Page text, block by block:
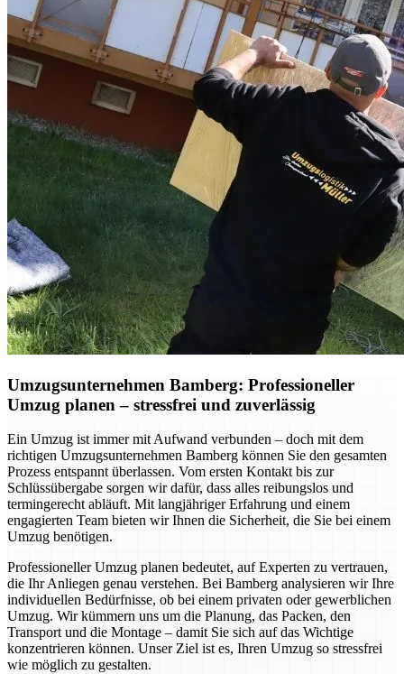
Umzugsunternehmen Bamberg: Professioneller
Umzug planen – stressfrei und zuverlässig
Ein Umzug ist immer mit Aufwand verbunden – doch mit dem
richtigen Umzugsunternehmen Bamberg können Sie den gesamten
Prozess entspannt überlassen. Vom ersten Kontakt bis zur
Schlüssübergabe sorgen wir dafür, dass alles reibungslos und
termingerecht abläuft. Mit langjähriger Erfahrung und einem
engagierten Team bieten wir Ihnen die Sicherheit, die Sie bei einem
Umzug benötigen.
Professioneller Umzug planen bedeutet, auf Experten zu vertrauen,
die Ihr Anliegen genau verstehen. Bei Bamberg analysieren wir Ihre
individuellen Bedürfnisse, ob bei einem privaten oder gewerblichen
Umzug. Wir kümmern uns um die Planung, das Packen, den
Transport und die Montage – damit Sie sich auf das Wichtige
konzentrieren können. Unser Ziel ist es, Ihren Umzug so stressfrei
wie möglich zu gestalten.